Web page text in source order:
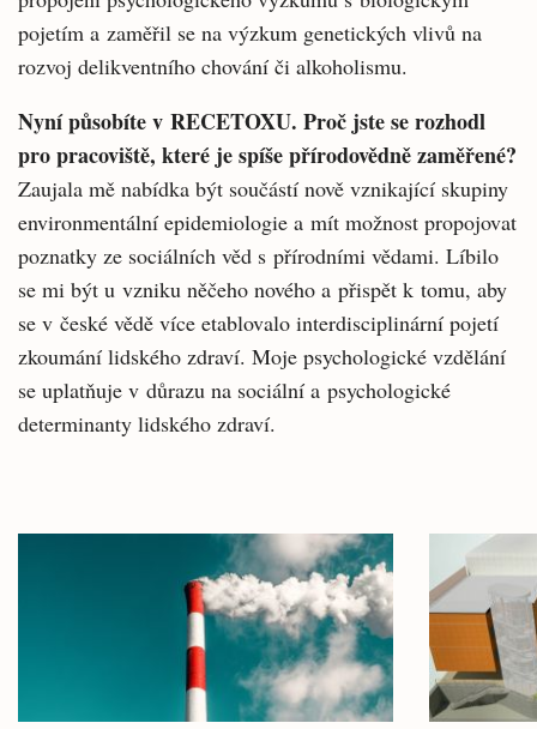
pojetím a zaměřil se na výzkum genetických vlivů na
rozvoj delikventního chování či alkoholismu.
Nyní působíte v RECETOXU. Proč jste se rozhodl
pro pracoviště, které je spíše přírodovědně zaměřené?
Zaujala mě nabídka být součástí nově vznikající skupiny
environmentální epidemiologie a mít možnost propojovat
poznatky ze sociálních věd s přírodními vědami. Líbilo
se mi být u vzniku něčeho nového a přispět k tomu, aby
se v české vědě více etablovalo interdisciplinární pojetí
zkoumání lidského zdraví. Moje psychologické vzdělání
se uplatňuje v důrazu na sociální a psychologické
determinanty lidského zdraví.
Související